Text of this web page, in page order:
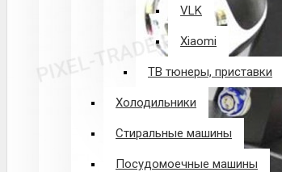
VLK
Xiaomi
ТВ тюнеры, приставки
Холодильники
Стиральные машины
Посудомоечные машины